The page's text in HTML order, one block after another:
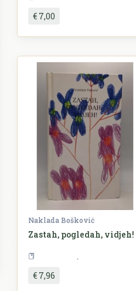
€ 7,00
Naklada Bošković
Zastah, pogledah, vidjeh!
€ 7,96